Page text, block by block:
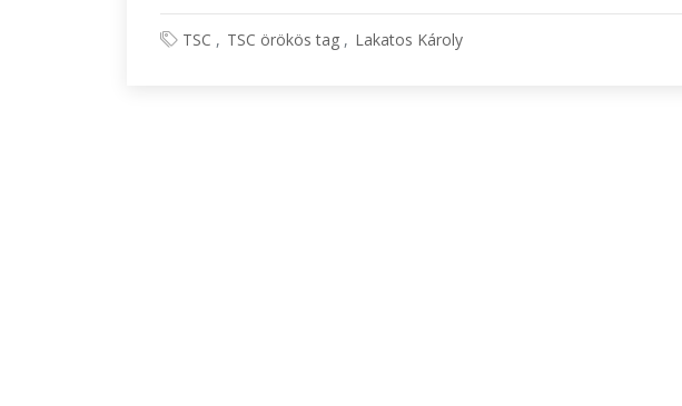
TSC TSC örökös tag Lakatos Károly